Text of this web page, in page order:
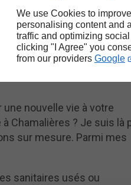
We use Cookies to
personalising content and
traffic and optimizing
clicking "I Agree" you
from our providers Google
de salle de
à
nouvelle vie à votre
à Chamalières ? Je suis là
sur mesure. Parmi mes
sanitaires usés ou